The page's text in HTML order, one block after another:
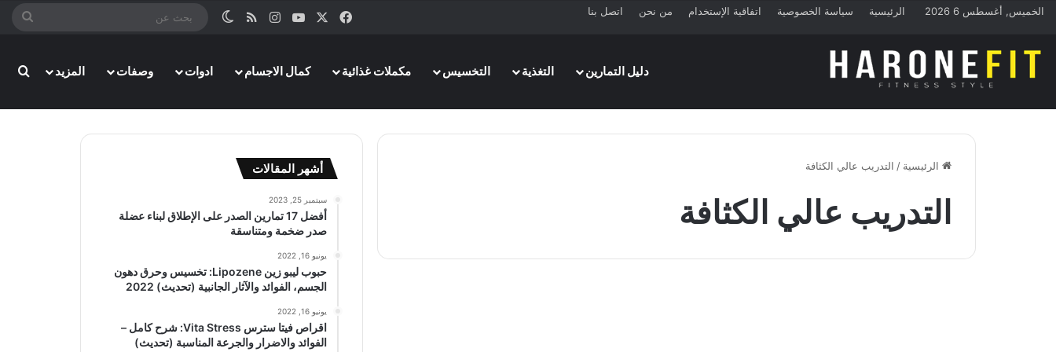
الخميس, أغسطس 6 2026 الرئيسية سياسة الخصوصية اتفاقية الإستخدام من نحن اتصل بنا فيسبوك ‫YouTubeانستقرامملخص الموقع RSS
الوضع المظلم
دليل التمارين
التغذية التخسيس مكملات غذائية كمال الاجسام ادوات وصفات المزيد
الرئيسية / التدريب عالي الكثافة
التدريب عالي الكثافة
أشهر المقالات
سبتمبر 25, 2023
أفضل 17 تمارين الصدر على الإطلاق لبناء عضلة
صدر ضخمة ومتناسقة
يونيو 16, 2022
حبوب ليبو زين Lipozene: تخسيس وحرق دهون
الجسم، الفوائد والآثار الجانبية (تحديث) 2022
يونيو 16, 2022
اقراص فيتا سترس Vita Stress: شرح كامل –
الفوائد والاضرار والجرعة المناسبة (تحديث)